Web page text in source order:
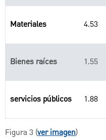
Materiales 4.53
Bienes raíces 1.55
servicios públicos 1.88
Figura 3 (ver imagen)